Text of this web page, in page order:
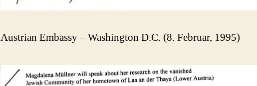
Austrian Embassy – Washington D.C. (8. Februar, 1995)